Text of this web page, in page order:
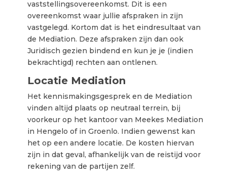
vaststellingsovereenkomst. Dit is een
overeenkomst waar jullie afspraken in zijn
vastgelegd. Kortom dat is het eindresultaat van
de Mediation. Deze afspraken zijn dan ook
Juridisch gezien bindend en kun je je (indien
bekrachtigd) rechten aan ontlenen.
Locatie Mediation
Het kennismakingsgesprek en de Mediation
vinden altijd plaats op neutraal terrein, bij
voorkeur op het kantoor van Meekes Mediation
in Hengelo of in Groenlo. Indien gewenst kan
het op een andere locatie. De kosten hiervan
zijn in dat geval, afhankelijk van de reistijd voor
rekening van de partijen zelf.